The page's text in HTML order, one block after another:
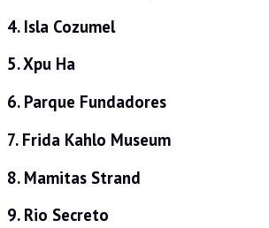
4. Isla Cozumel
5. Xpu Ha
6. Parque Fundadores
7. Frida Kahlo Museum
8. Mamitas Strand
9. Rio Secreto